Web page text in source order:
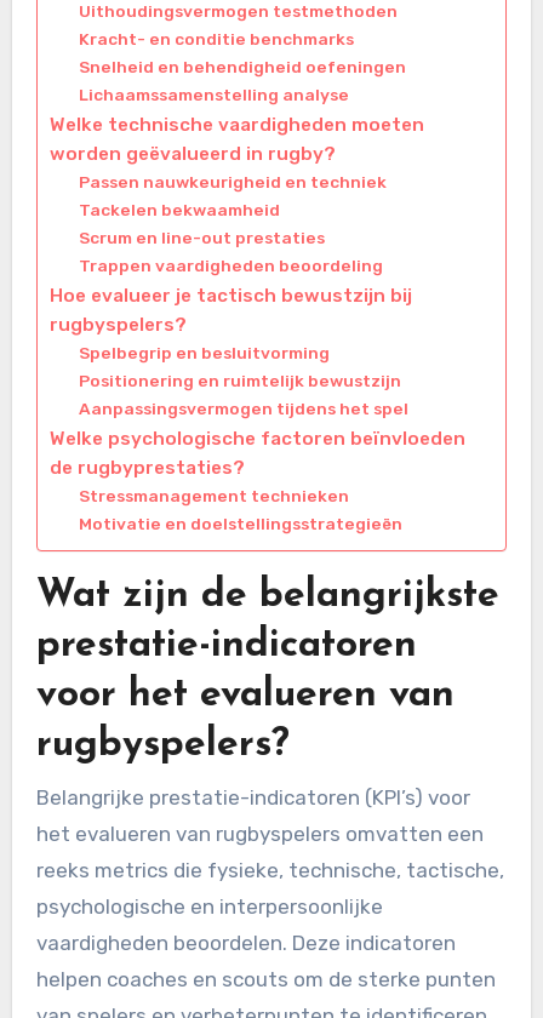
Uithoudingsvermogen testmethoden
Kracht- en conditie benchmarks
Snelheid en behendigheid oefeningen
Lichaamssamenstelling analyse
Welke technische vaardigheden moeten
worden geëvalueerd in rugby?
Passen nauwkeurigheid en techniek
Tackelen bekwaamheid
Scrum en line-out prestaties
Trappen vaardigheden beoordeling
Hoe evalueer je tactisch bewustzijn bij
rugbyspelers?
Spelbegrip en besluitvorming
Positionering en ruimtelijk bewustzijn
Aanpassingsvermogen tijdens het spel
Welke psychologische factoren beïnvloeden
de rugbyprestaties?
Stressmanagement technieken
Motivatie en doelstellingsstrategieën
Wat zijn de belangrijkste
prestatie-indicatoren
voor het evalueren van
rugbyspelers?
Belangrijke prestatie-indicatoren (KPI’s) voor
het evalueren van rugbyspelers omvatten een
reeks metrics die fysieke, technische, tactische,
psychologische en interpersoonlijke
vaardigheden beoordelen. Deze indicatoren
helpen coaches en scouts om de sterke punten